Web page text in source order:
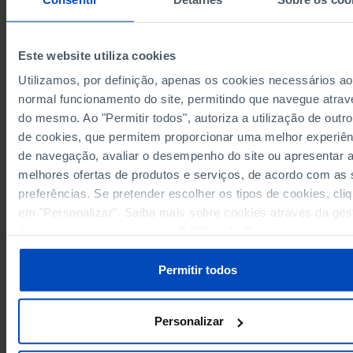
Este website utiliza cookies
Utilizamos, por definição, apenas os cookies necessários ao
normal funcionamento do site, permitindo que navegue
do mesmo. Ao "Permitir todos", autoriza a utilização de
de cookies, que permitem proporcionar uma melhor
de navegação, avaliar o desempenho do site ou apresentar
melhores ofertas de produtos e serviços, de acordo com as
preferências. Se pretender escolher os tipos de cookies,
em "Personalizar". Saiba mais sobre cookies através da
Permitir todos
Personalizar
1999
2000
79.1
2001
81.2
2002
80.2
2003
78.2
2004
77.8
2005
2006
76.2
2008
78.2
77.2
2010
76.3
Sources/Entities: INE, IGFSS/MTSSS (until 1998) | II/MTSSS (as from 1999),
RELATED